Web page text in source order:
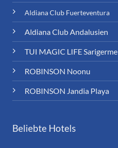
Aldiana Club Fuerteventura
Aldiana Club Andalusien
TUI MAGIC LIFE Sarigerme
ROBINSON Noonu
ROBINSON Jandia Playa
Beliebte Hotels